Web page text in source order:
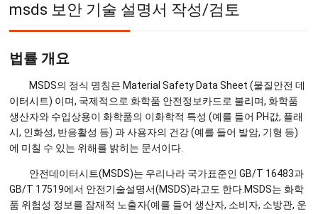
msds 보안 기술 설명서 작성/검토
법률 개요
MSDS의 정식 명칭은 Material Safety Data Sheet (물질안전 데
이터시트) 이며, 국제적으로 화학품 안전정보카드로 불리며, 화학품
생산자와 수입상용이 화학품의 이화학적 특성 (예를 들어 PH값, 플래
시, 인화성, 반응활성 등) 과 사용자의 건강 (예를 들어 발암, 기형 등)
에 미칠 수 있는 위해를 밝히는 문서이다.
안전데이터시트(MSDS)는 우리나라 국가표준인 GB/T 16483과
GB/T 17519에서 안전기술설명서(MSDS)라고도 한다.MSDS는 화학
품 위험성 정보를 잠재적 노출자(예를 들어 생산자, 소비자, 소방관, 운